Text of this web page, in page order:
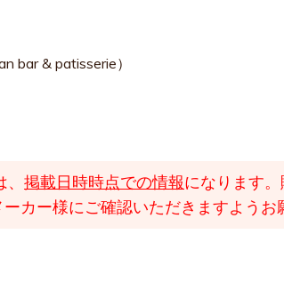
bar & patisserie）
掲載日時時点での情報になります
カー様にご確認いただきますようお